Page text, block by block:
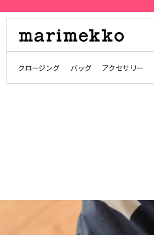
クロージング バッグ アクセサリー